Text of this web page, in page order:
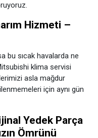
Hizmeti –
bu sıcak havalarda ne
klima servisi
asla mağdur
için aynı gün
Yedek Parça
Ömrünü